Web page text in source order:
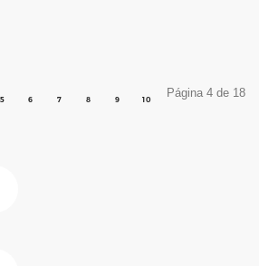
Página 4 de 18
5 6 7 8 9 10